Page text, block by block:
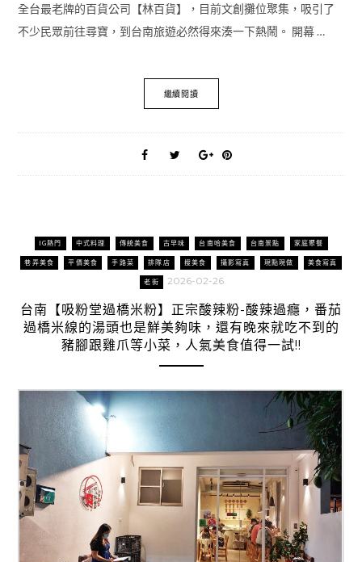
全台最老牌的百貨公司【林百貨】，目前文創攤位聚集，吸引了
不少民眾前往尋寶，到台南旅遊必然得來湊一下熱鬧。 開幕 …
繼續閱讀
IG熱門 中式料理 傳統美食 古早味 台南哈美食 台南景點 家庭聚餐
巷弄美食 平價美食 手路菜 排隊店 搜美食 攝影寫真 現點現做 美食寫真
老街 2026-02-26
台南【吸粉堂過橋米粉】正宗酸辣粉-酸辣過癮，番茄
過橋米線的湯頭也是鮮美夠味，還有晚來就吃不到的
豬腳跟雞爪等小菜，人氣美食值得一試!!